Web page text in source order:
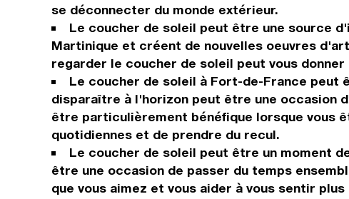
se déconnecter du monde extérieur.
Le coucher de soleil peut être une source
Martinique et créent de nouvelles oeuvres
regarder le coucher de soleil peut vous
Le coucher de soleil à Fort-de-France peut
disparaître à l'horizon peut être une occasion
être particulièrement bénéfique lorsque vous
quotidiennes et de prendre du recul.
Le coucher de soleil peut être un moment
être une occasion de passer du temps
que vous aimez et vous aider à vous sentir